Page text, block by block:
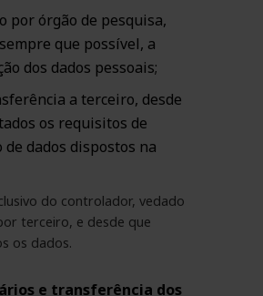
por órgão de pesquisa,
que possível, a
dos dados pessoais;
a terceiro, desde
os requisitos de
dados dispostos na
do controlador, vedado
terceiro, e desde que
os dados.
e transferência dos